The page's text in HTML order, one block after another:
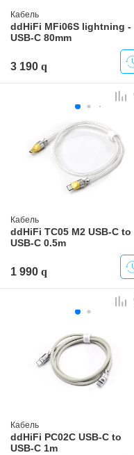
Кабель
ddHiFi MFi06S lightning -
USB-C 80mm
3 190
Кабель
ddHiFi TC05 M2 USB-C to
USB-C 0.5m
1 990
Кабель
ddHiFi PC02C USB-C to
USB-C 1m